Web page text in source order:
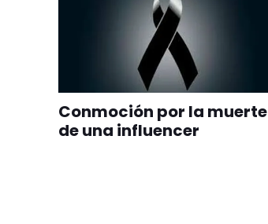
Conmoción por la muerte
de una influencer